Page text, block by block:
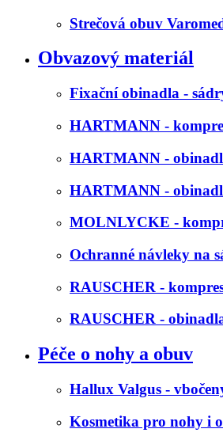
Strečová obuv
Obvazový materiál
Fixační obinadla -
HARTMANN -
HARTMANN -
HARTMANN -
MOLNLYCKE -
Ochranné návleky na
RAUSCHER -
RAUSCHER -
Péče o nohy a obuv
Hallux Valgus -
Kosmetika pro nohy i